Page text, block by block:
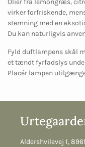
virker forfriskende,
stemning med en
Du kan naturligvis
Fyld duftlampens skål
et tændt fyrfadslys
Placér lampen
Aldershvilevej 1,